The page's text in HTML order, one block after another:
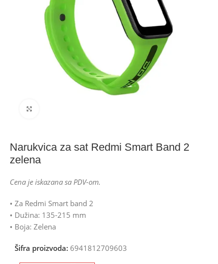
Narukvica za sat Redmi Smart Band 2
zelena
Cena je iskazana sa PDV-om.
• Za Redmi Smart band 2
• Dužina: 135-215 mm
• Boja: Zelena
Šifra proizvoda: 6941812709603